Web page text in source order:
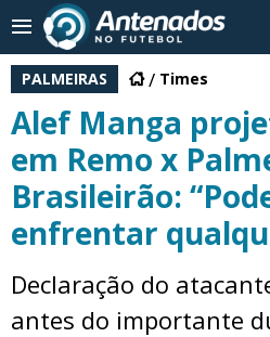
PALMEIRAS Times
Alef Manga
em Remo x
Brasileirão:
enfrentar
Declaração do
antes do importante